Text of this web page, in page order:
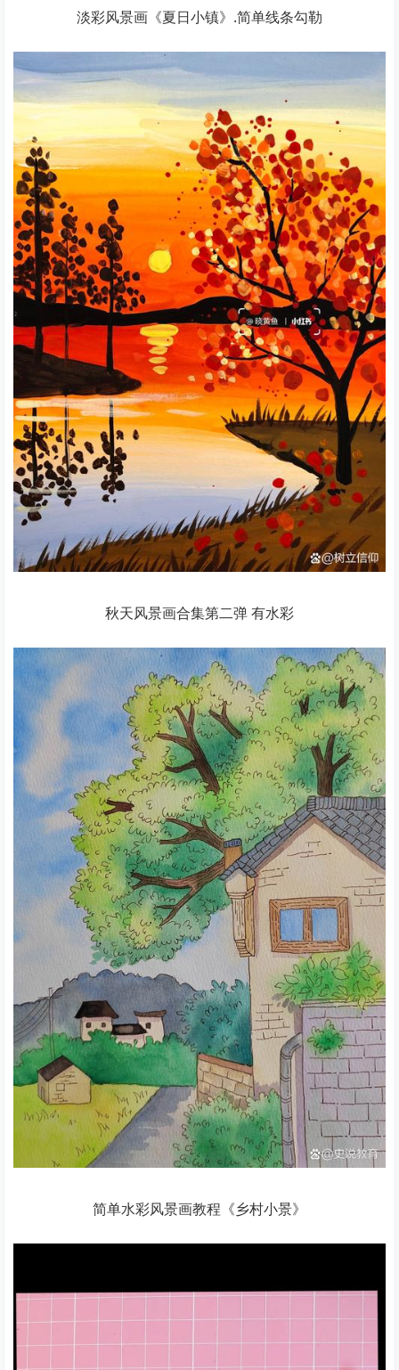
淡彩风景画《夏日小镇》.简单线条勾勒
秋天风景画合集第二弹 有水彩
简单水彩风景画教程《乡村小景》